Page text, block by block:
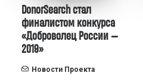
DonorSearch стал
финалистом конкурса
«Доброволец России —
2019»
Новости Проекта